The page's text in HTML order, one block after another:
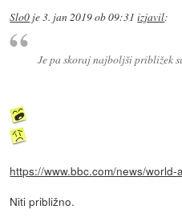
Slo0 je3. jan 2019 ob 09:31 izjavil:
Je pa skoraj najboljši približek
https://www.bbc.com/news/world-
Niti približno.